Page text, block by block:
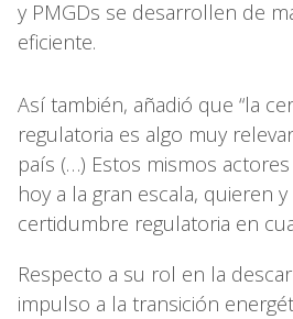
y PMGDs se desarrollen de
eficiente.
Así también, añadió que “la
regulatoria es algo muy
país (…) Estos mismos
hoy a la gran escala, quieren
certidumbre regulatoria en
Respecto a su rol en la
impulso a la transición